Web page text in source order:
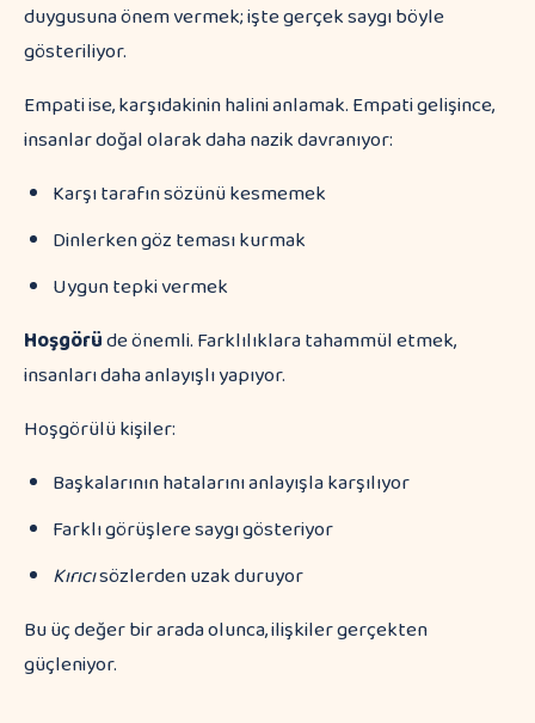
duygusuna önem vermek; işte gerçek saygı böyle
gösteriliyor.
Empati ise, karşıdakinin halini anlamak. Empati gelişince,
insanlar doğal olarak daha nazik davranıyor:
Karşı tarafın sözünü kesmemek
Dinlerken göz teması kurmak
Uygun tepki vermek
Hoşgörüde önemli. Farklılıklara tahammül etmek,
insanları daha anlayışlı yapıyor.
Hoşgörülü kişiler:
Başkalarının hatalarını anlayışla karşılıyor
Farklı görüşlere saygı gösteriyor
Kırıcısözlerden uzak duruyor
Bu üç değer bir arada olunca, ilişkiler gerçekten
güçleniyor.